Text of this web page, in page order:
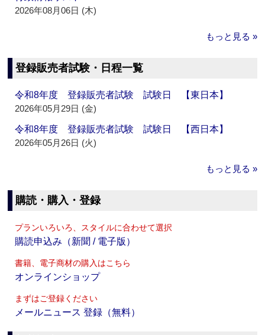
2026年08月06日 (木)
もっと見る »
登録販売者試験・日程一覧
令和8年度 登録販売者試験 試験日 【東日本】
2026年05月29日 (金)
令和8年度 登録販売者試験 試験日 【西日本】
2026年05月26日 (火)
もっと見る »
購読・購入・登録
プランいろいろ、スタイルに合わせて選択
購読申込み（新聞 / 電子版）
書籍、電子商材の購入はこちら
オンラインショップ
まずはご登録ください
メールニュース 登録（無料）